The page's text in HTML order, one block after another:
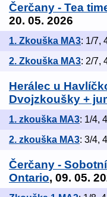
Čerčany - Tea
20. 05. 2026
1. Zkouška MA3: 1/7,
2. Zkouška MA3: 2/7,
Herálec u
Dvojzkoušky +
1. zkouška MA3: 1/4,
2. zkouška MA3: 3/4,
Čerčany -
Ontario, 09. 05.